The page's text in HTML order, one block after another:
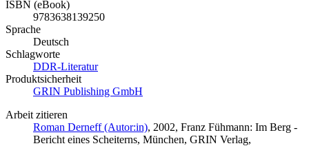
ISBN (eBook)
9783638139250
Sprache
Deutsch
Schlagworte
DDR-Literatur
Produktsicherheit
GRIN Publishing GmbH
Arbeit zitieren
Roman Derneff (Autor:in), 2002, Franz Fühmann: Im Berg -
Bericht eines Scheiterns, München, GRIN Verlag,